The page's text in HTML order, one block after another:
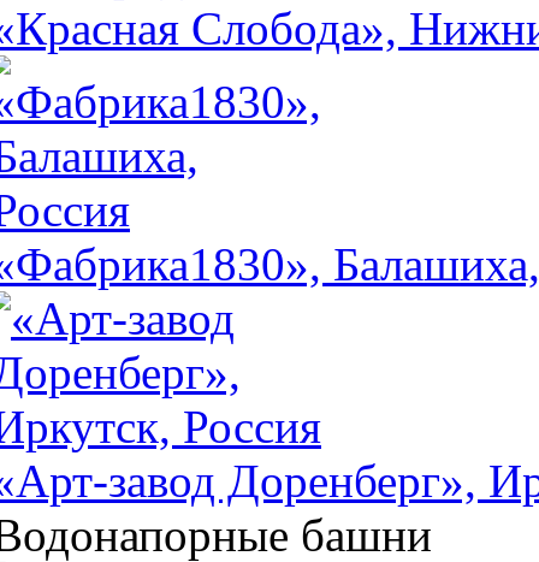
Слобода»,
завод Доренберг»,
башни